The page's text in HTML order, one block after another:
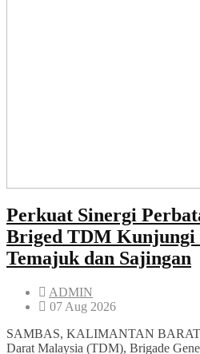
Perkuat Sinergi
Briged TDM Kunjungi
Temajuk dan Sajingan
ADMIN
07 Aug 2026
SAMBAS, KALIMANTAN BARAT
Darat Malaysia (TDM), Brigade